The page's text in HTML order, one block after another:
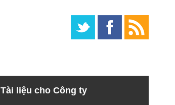
Tài liệu cho Công ty